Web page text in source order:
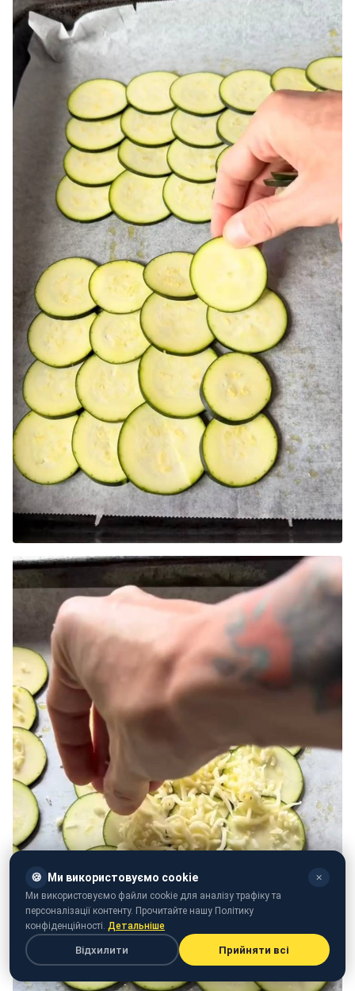
🍪 Ми використовуємо cookie ✕
Ми використовуємо файли cookie для аналізу трафіку та
персоналізації контенту. Прочитайте нашу Політику
конфіденційності. Детальніше
Відхилити Прийняти всі